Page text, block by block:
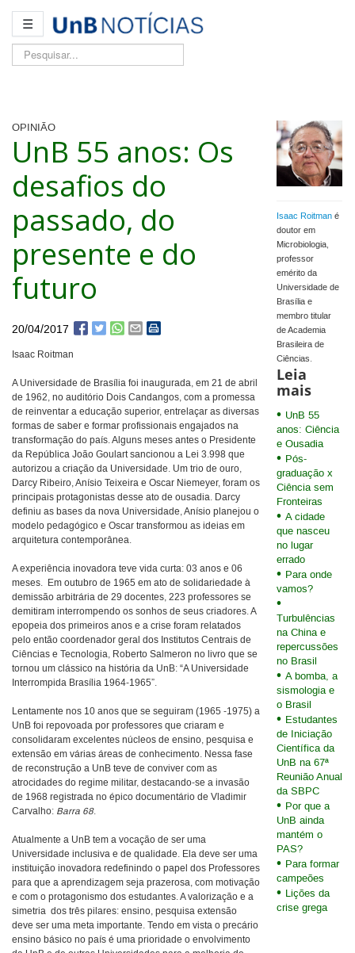
☰
Pesquisar...
OPINIÃO
Isaac Roitman é
doutor em
Microbiologia,
professor
emérito da
Universidade de
Brasília e
membro titular
de Academia
Brasileira de
Ciências.
UnB 55 anos: Os
desafios do
passado, do
presente e do
futuro
20/04/2017
Isaac Roitman
A Universidade de Brasília foi inaugurada, em 21 de abril
de 1962, no auditório Dois Candangos, com a promessa
de reinventar a educação superior, entrelaçar as diversas
formas de saber e formar profissionais engajados na
transformação do país. Alguns meses antes o Presidente
da República João Goulart sancionou a Lei 3.998 que
autorizou a criação da Universidade. Um trio de ouro,
Darcy Ribeiro, Anísio Teixeira e Oscar Niemeyer, foram os
principais protagonistas desse ato de ousadia. Darcy
definiu as bases da nova Universidade, Anísio planejou o
modelo pedagógico e Oscar transformou as ideias em
arquitetura contemporânea.
A experiência inovadora teve vida curta: 03 anos e 06
meses. Em outubro de 1965 em ato de solidariedade à
demissão arbitrária de 29 docentes, 223 professores se
demitiram interrompendo os sonhos de seus criadores. A
epopeia dos primeiros anos e a crise foram relatados
pelo então coordenador geral dos Institutos Centrais de
Ciências e Tecnologia, Roberto Salmeron no livro que se
tornou um clássico na história da UnB: “A Universidade
Interrompida Brasília 1964-1965”.
Lentamente nos 10 anos que se seguiram (1965 -1975) a
UnB foi repovoada por professores que criaram e
consolidaram excelentes núcleos de ensino, pesquisa e
extensão em várias áreas de conhecimento. Nessa fase
de reconstrução a UnB teve de conviver com as
atrocidades do regime militar, destacando-se a invasão
de 1968 registrada no épico documentário de Vladimir
Carvalho: Barra 68.
Atualmente a UnB tem a vocação de ser uma
Universidade inclusiva e de qualidade. Ela deve ser uma
instituição inovadora redefinindo o papel dos Professores
para que a aprendizagem seja prazerosa, com motivação
e com o protagonismo dos estudantes. A valorização e a
simetria dos três pilares: ensino, pesquisa extensão
deve ser uma meta importante. Tendo em vista o precário
ensino básico no país é uma prioridade o envolvimento
Leia
mais
UnB 55
anos: Ciência
e Ousadia
Pós-
graduação x
Ciência sem
Fronteiras
A cidade
que nasceu
no lugar
errado
Para onde
vamos?
Turbulências
na China e
repercussões
no Brasil
A bomba, a
sismologia e
o Brasil
Estudantes
de Iniciação
Científica da
UnB na 67ª
Reunião Anual
da SBPC
Por que a
UnB ainda
mantém o
PAS?
Para formar
campeões
Lições da
crise grega